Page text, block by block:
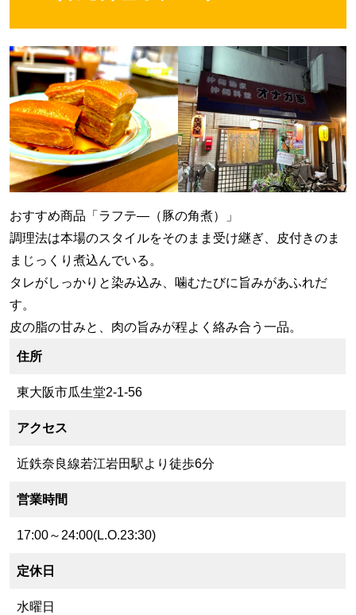
おすすめ商品「ラフテ―（豚の角煮）」
調理法は本場のスタイルをそのまま受け継ぎ、皮付きのま
まじっくり煮込んでいる。
タレがしっかりと染み込み、噛むたびに旨みがあふれだ
す。
皮の脂の甘みと、肉の旨みが程よく絡み合う一品。
住所
東大阪市瓜生堂2-1-56
アクセス
近鉄奈良線若江岩田駅より徒歩6分
営業時間
17:00～24:00(L.O.23:30)
定休日
水曜日